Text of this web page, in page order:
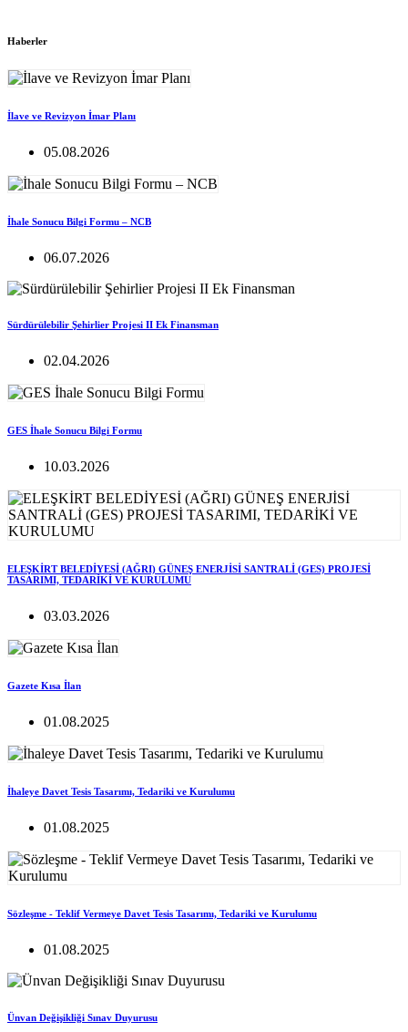
Haberler
İlave ve Revizyon İmar Planı
05.08.2026
İhale Sonucu Bilgi Formu – NCB
06.07.2026
Sürdürülebilir Şehirlier Projesi II Ek Finansman
02.04.2026
GES İhale Sonucu Bilgi Formu
10.03.2026
ELEŞKİRT BELEDİYESİ (AĞRI) GÜNEŞ ENERJİSİ SANTRALİ (GES) PROJESİ
TASARIMI, TEDARİKİ VE KURULUMU
03.03.2026
Gazete Kısa İlan
01.08.2025
İhaleye Davet Tesis Tasarımı, Tedariki ve Kurulumu
01.08.2025
Sözleşme - Teklif Vermeye Davet Tesis Tasarımı, Tedariki ve Kurulumu
01.08.2025
Ünvan Değişikliği Sınav Duyurusu